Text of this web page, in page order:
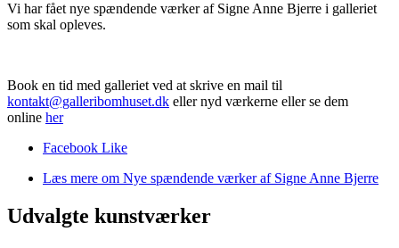
Vi har fået nye spændende værker af Signe Anne Bjerre i galleriet
som skal opleves.
Book en tid med galleriet ved at skrive en mail til
kontakt@galleribomhuset.dk eller nyd værkerne eller se dem
online her
Facebook Like
Læs mere om Nye spændende værker af Signe Anne Bjerre
Udvalgte kunstværker